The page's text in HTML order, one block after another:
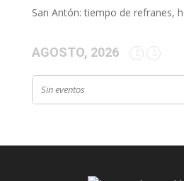
San Antón: tiempo de refranes,
AGOSTO, 2026
Sin eventos